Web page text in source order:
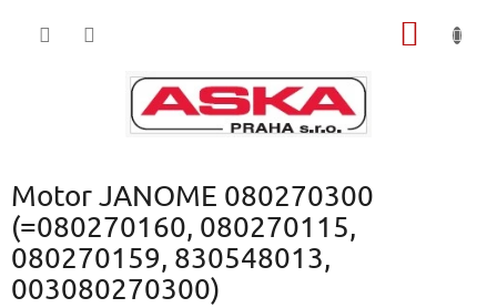
Motor JANOME 080270300
(=080270160, 080270115,
080270159, 830548013,
003080270300)